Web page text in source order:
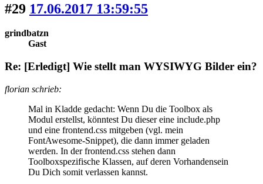
#29 17.06.2017 13:59:55
grindbatzn
Gast
Re: [Erledigt] Wie stellt man WYSIWYG Bilder ein?
florian schrieb:
Mal in Kladde gedacht: Wenn Du die Toolbox als
Modul erstellst, könntest Du dieser eine include.php
und eine frontend.css mitgeben (vgl. mein
FontAwesome-Snippet), die dann immer geladen
werden. In der frontend.css stehen dann
Toolboxspezifische Klassen, auf deren Vorhandensein
Du Dich somit verlassen kannst.